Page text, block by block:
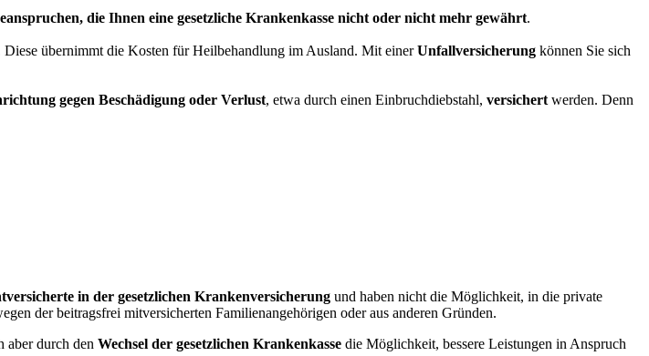
die Ihnen eine gesetzliche Krankenkasse nicht oder nicht mehr gewährt.
Diese übernimmt die Kosten für Heilbehandlung im Ausland. Mit einerUnfallversicherung können Sie sich
gegen Beschädigung oder Verlust, etwa durch einen Einbruchdiebstahl, versichert werden. Denn
in der gesetzlichen Krankenversicherung und haben nicht die Möglichkeit, in die private
der beitragsfrei mitversicherten Familienangehörigen oder aus anderen Gründen.
aber durch den Wechsel der gesetzlichen Krankenkasse die Möglichkeit, bessere Leistungen in Anspruch